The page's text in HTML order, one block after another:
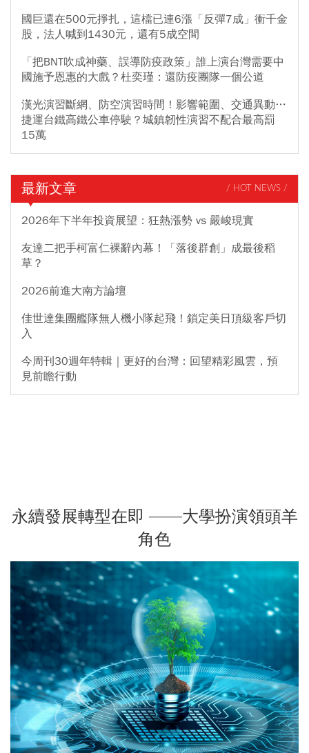
國巨還在500元掙扎，這檔已連6漲「反彈7成」衝千金
股，法人喊到1430元，還有5成空間
「把BNT吹成神藥、誤導防疫政策」誰上演台灣需要中
國施予恩惠的大戲？杜奕瑾：還防疫團隊一個公道
漢光演習斷網、防空演習時間！影響範圍、交通異動…
捷運台鐵高鐵公車停駛？城鎮韌性演習不配合最高罰
15萬
最新文章 / HOT NEWS /
2026年下半年投資展望：狂熱漲勢 vs 嚴峻現實
友達二把手柯富仁裸辭內幕！「落後群創」成最後稻
草？
2026前進大南方論壇
佳世達集團艦隊無人機小隊起飛！鎖定美日頂級客戶切
入
今周刊30週年特輯｜更好的台灣：回望精彩風雲，預
見前瞻行動
永續發展轉型在即 ——大學扮演領頭羊
角色